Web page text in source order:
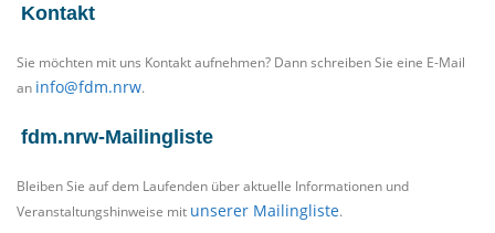
Kontakt
Sie möchten mit uns Kontakt aufnehmen? Dann schreiben Sie eine E-Mail
an info@fdm.nrw.
fdm.nrw-Mailingliste
Bleiben Sie auf dem Laufenden über aktuelle Informationen und
Veranstaltungshinweise mit unserer Mailingliste.